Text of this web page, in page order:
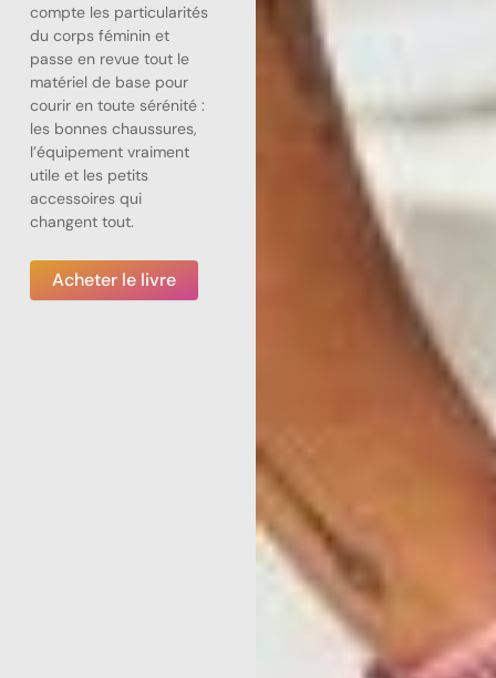
compte les particularités
du corps féminin et
passe en revue tout le
matériel de base pour
courir en toute sérénité :
les bonnes chaussures,
l’équipement vraiment
utile et les petits
accessoires qui
changent tout.
Acheter le livre